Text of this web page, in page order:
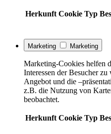
Herkunft Cookie Typ
Marketing Marketing
Marketing-Cookies helfen
Interessen der Besucher zu
Angebot und die
z.B. die Nutzung von
beobachtet.
Herkunft Cookie Typ